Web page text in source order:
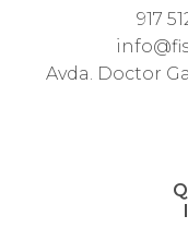
917
Avda. Doctor